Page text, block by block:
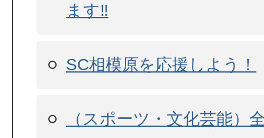
ます‼
SC相模原を応援しよう！
（スポーツ・文化芸能）